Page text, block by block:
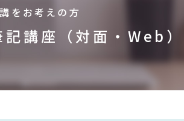
をお考えの方
講座（対面・Web）